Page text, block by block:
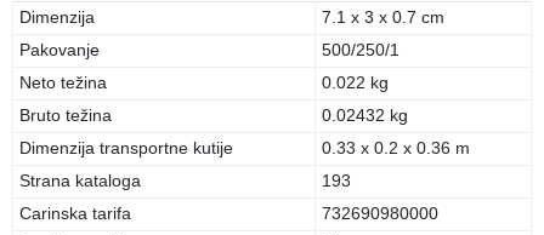
Dimenzija
7.1 x 3 x 0.7 cm
Pakovanje
500/250/1
Neto težina
0.022 kg
Bruto težina
0.02432 kg
Dimenzija transportne kutije
0.33 x 0.2 x 0.36 m
Strana kataloga
193
Carinska tarifa
732690980000